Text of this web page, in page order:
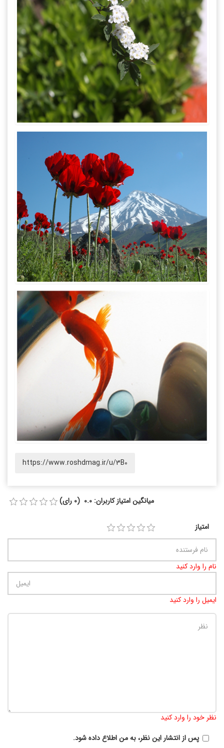
https://www.roshdmag.ir/u/3B0
میانگین امتیاز کاربران: 0.0 (0 رای)
امتیاز
نام را وارد کنید
ایمیل را وارد کنید
نظر خود را وارد کنید
پس از انتشار این نظر، به من اطلاع داده شود.